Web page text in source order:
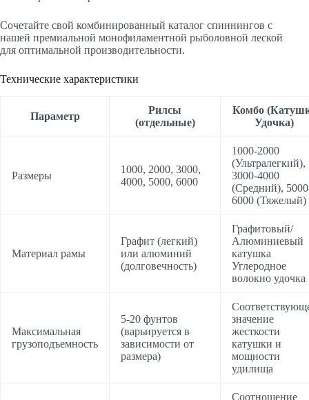
Сочетайте свой комбинированный каталог спиннингов с
нашей премиальной монофиламентной рыболовной леской
для оптимальной производительности.
Технические характеристики
Параметр
Рилсы
(отдельные)
Комбо
Удочка)
Размеры
1000, 2000, 3000,
4000, 5000, 6000
1000-2000
(Ультралегкий),
3000-4000
(Средний),
6000 (Тяжелый)
Материал рамы
Графит (легкий)
или алюминий
(долговечность)
Графитовый/
Алюминиевый
катушка
Углеродное
волокно удочка
Максимальная
грузоподъемность
5-20 фунтов
(варьируется в
зависимости от
размера)
значение
жесткости
катушки и
мощности
удилища
Соотношение